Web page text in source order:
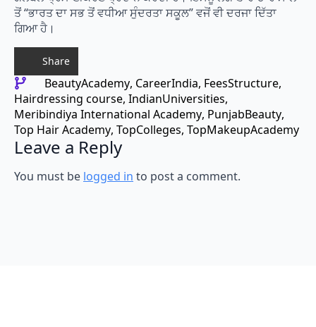
ਤੋਂ “ਭਾਰਤ ਦਾ ਸਭ ਤੋਂ ਵਧੀਆ ਸੁੰਦਰਤਾ ਸਕੂਲ” ਵਜੋਂ ਵੀ ਦਰਜਾ ਦਿੱਤਾ
ਗਿਆ ਹੈ।
Share
BeautyAcademy CareerIndia FeesStructure
Hairdressing course IndianUniversities
Meribindiya International Academy PunjabBeauty
Top Hair Academy TopColleges TopMakeupAcademy
Leave a Reply
You must be logged in to post a comment.